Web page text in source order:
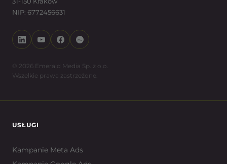
NIP: 6772456631
© 2026 Emerald Media Sp. z o.o.
Wszelkie prawa zastrzeżone.
USŁUGI
Kampanie Meta Ads